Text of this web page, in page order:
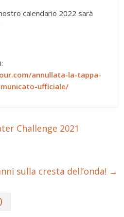
calendario 2022 sarà
annullata-la-tappa-
ufficiale/
Challenge 2021
sulla cresta dell’onda! →